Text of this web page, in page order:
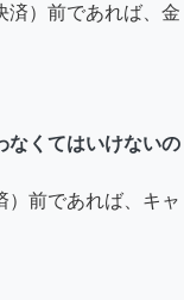
済）前であれば、金
なくてはいけないの
）前であれば、キャ